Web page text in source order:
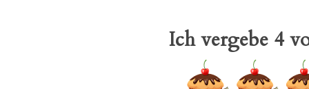
Ich vergebe 4